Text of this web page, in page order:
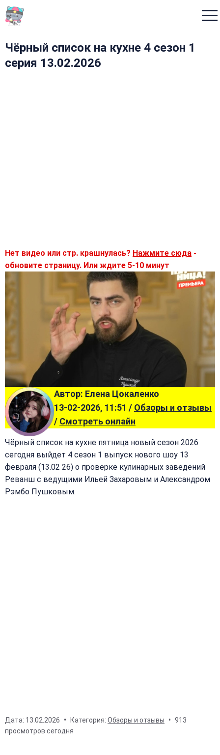
Чёрный список на кухне 4 сезон 1
серия 13.02.2026
Нет видео или стр. крашнулась? Нажмите сюда -
обновите страницу. Или ждите 5-10 минут
Автор: Елена Цокаленко
13-02-2026, 11:51 / Обзоры и отзывы
/ Смотреть онлайн
Чёрный список на кухне пятница новый сезон 2026
сегодня выйдет 4 сезон 1 выпуск нового шоу 13
февраля (13.02 26) о проверке кулинарных заведений
Реванш с ведущими Ильей Захаровым и Александром
Рэмбо Пушковым.
Дата: 13.02.2026 Категория: Обзоры и отзывы
913
просмотров сегодня